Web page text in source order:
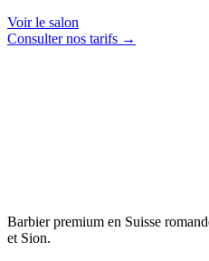
Voir le salon
Consulter nos tarifs →
Barbier premium en Suisse
et Sion.